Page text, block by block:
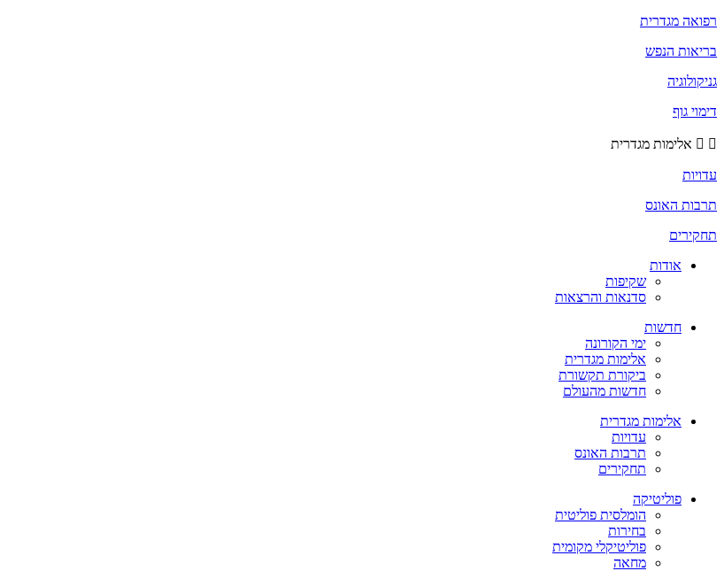
רפואה מגדרית
בריאות הנפש
גניקולוגיה
דימוי גוף
אלימות מגדרית
עדויות
תרבות האונס
תחקירים
אודות
שקיפות
סדנאות והרצאות
חדשות
ימי הקורונה
אלימות מגדרית
ביקורת תקשורת
חדשות מהעולם
אלימות מגדרית
עדויות
תרבות האונס
תחקירים
פוליטיקה
הומלסית פוליטית
בחירות
פוליטיקלי מקומית
מחאה